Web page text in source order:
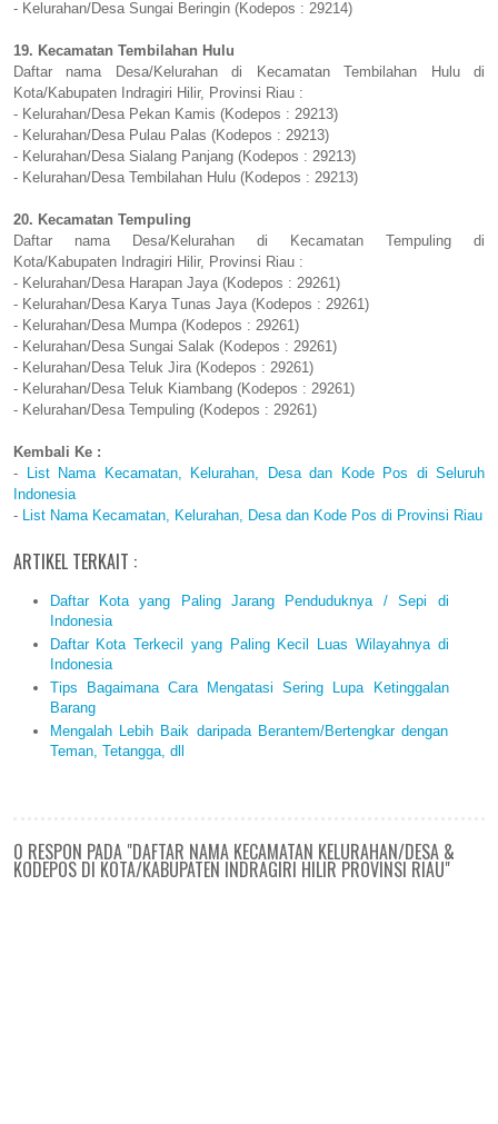
- Kelurahan/Desa Sungai Beringin (Kodepos : 29214)
19. Kecamatan Tembilahan Hulu
Daftar nama Desa/Kelurahan di Kecamatan Tembilahan Hulu di
Kota/Kabupaten Indragiri Hilir, Provinsi Riau :
- Kelurahan/Desa Pekan Kamis (Kodepos : 29213)
- Kelurahan/Desa Pulau Palas (Kodepos : 29213)
- Kelurahan/Desa Sialang Panjang (Kodepos : 29213)
- Kelurahan/Desa Tembilahan Hulu (Kodepos : 29213)
20. Kecamatan Tempuling
Daftar nama Desa/Kelurahan di Kecamatan Tempuling di
Kota/Kabupaten Indragiri Hilir, Provinsi Riau :
- Kelurahan/Desa Harapan Jaya (Kodepos : 29261)
- Kelurahan/Desa Karya Tunas Jaya (Kodepos : 29261)
- Kelurahan/Desa Mumpa (Kodepos : 29261)
- Kelurahan/Desa Sungai Salak (Kodepos : 29261)
- Kelurahan/Desa Teluk Jira (Kodepos : 29261)
- Kelurahan/Desa Teluk Kiambang (Kodepos : 29261)
- Kelurahan/Desa Tempuling (Kodepos : 29261)
Kembali Ke :
-
List Nama Kecamatan, Kelurahan, Desa dan Kode Pos di Seluruh
Indonesia
- List Nama Kecamatan, Kelurahan, Desa dan Kode Pos di Provinsi Riau
ARTIKEL TERKAIT :
Daftar Kota yang Paling Jarang Penduduknya / Sepi di
Indonesia
Daftar Kota Terkecil yang Paling Kecil Luas Wilayahnya di
Indonesia
Tips Bagaimana Cara Mengatasi Sering Lupa Ketinggalan
Barang
Mengalah Lebih Baik daripada Berantem/Bertengkar dengan
Teman, Tetangga, dll
0 RESPON PADA "DAFTAR NAMA KECAMATAN KELURAHAN/DESA &
KODEPOS DI KOTA/KABUPATEN INDRAGIRI HILIR PROVINSI RIAU"